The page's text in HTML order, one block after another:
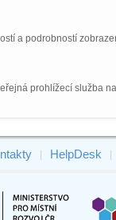
a podrobností
prohlížecí služba
HelpDesk